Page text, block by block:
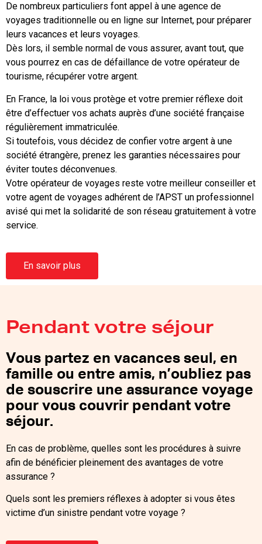
De nombreux particuliers font appel à une agence de
voyages traditionnelle ou en ligne sur Internet, pour préparer
leurs vacances et leurs voyages.
Dès lors, il semble normal de vous assurer, avant tout, que
vous pourrez en cas de défaillance de votre opérateur de
tourisme, récupérer votre argent.
En France, la loi vous protège et votre premier réflexe doit
être d’effectuer vos achats auprès d’une société française
régulièrement immatriculée.
Si toutefois, vous décidez de confier votre argent à une
société étrangère, prenez les garanties nécessaires pour
éviter toutes déconvenues.
Votre opérateur de voyages reste votre meilleur conseiller et
votre agent de voyages adhérent de l’APST un professionnel
avisé qui met la solidarité de son réseau gratuitement à votre
service.
La vente de voyages et de séjours est une activité
réglementée par le Code du Tourisme et encadrée par
Comment vérifier à qui l’on s’adresse ?
L’immatriculation au registre national des opérateurs de
voyages et de séjours atteste que le professionnel avec
lequel vous traitez remplit les conditions prévues par le
législateur pour exercer, à savoir :
Une assurance de responsabilité professionnelle,
L’immatriculation est délivrée par Atout France, organisme
officiel dont le registre est consultable en ligne sur le site
Dès qu’il s’agit d’organiser un voyage, quel qu’il soit, seul un
de voyager en toute sécurité.
En savoir plus
Pendant votre séjour
Vous partez en vacances seul, en
famille ou entre amis, n’oubliez pas
de souscrire une assurance voyage
pour vous couvrir pendant votre
séjour.
En cas de problème, quelles sont les procédures à suivre
afin de bénéficier pleinement des avantages de votre
assurance ?
Quels sont les premiers réflexes à adopter si vous êtes
victime d’un sinistre pendant votre voyage ?